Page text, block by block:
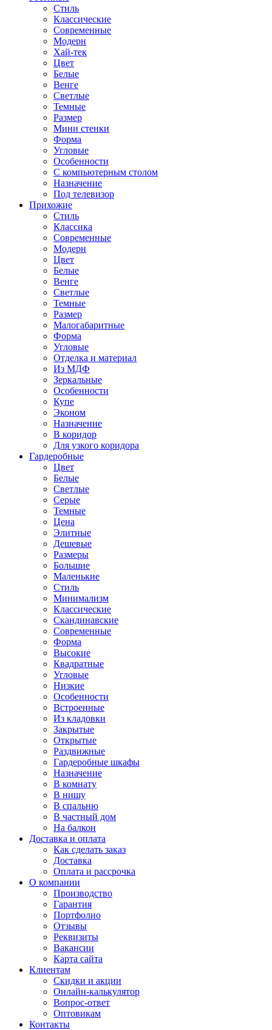
Стиль
Классические
Современные
Модерн
Хай-тек
Цвет
Белые
Венге
Светлые
Темные
Размер
Мини стенки
Форма
Угловые
Особенности
С компьютерным столом
Назначение
Под телевизор
Прихожие
Стиль
Классика
Современные
Модерн
Цвет
Белые
Венге
Светлые
Темные
Размер
Малогабаритные
Форма
Угловые
Отделка и материал
Из МДФ
Зеркальные
Особенности
Купе
Эконом
Назначение
В коридор
Для узкого коридора
Гардеробные
Цвет
Белые
Светлые
Серые
Темные
Цена
Элитные
Дешевые
Размеры
Большие
Маленькие
Стиль
Минимализм
Классические
Скандинавские
Современные
Форма
Высокие
Квадратные
Угловые
Низкие
Особенности
Встроенные
Из кладовки
Закрытые
Открытые
Раздвижные
Гардеробные шкафы
Назначение
В комнату
В нишу
В спальню
В частный дом
На балкон
Доставка и оплата
Как сделать заказ
Доставка
Оплата и рассрочка
О компании
Производство
Гарантия
Портфолио
Отзывы
Реквизиты
Вакансии
Карта сайта
Клиентам
Скидки и акции
Онлайн-калькулятор
Вопрос-ответ
Оптовикам
Контакты